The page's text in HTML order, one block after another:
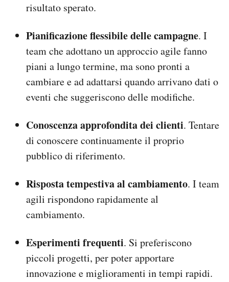
risultato sperato.
Pianificazione flessibile delle campagne. I
team che adottano un approccio agile fanno
piani a lungo termine, ma sono pronti a
cambiare e ad adattarsi quando arrivano dati o
eventi che suggeriscono delle modifiche.
Conoscenza approfondita dei clienti. Tentare
di conoscere continuamente il proprio
pubblico di riferimento.
Risposta tempestiva al cambiamento. I team
agili rispondono rapidamente al
cambiamento.
Esperimenti frequenti. Si preferiscono
piccoli progetti, per poter apportare
innovazione e miglioramenti in tempi rapidi.